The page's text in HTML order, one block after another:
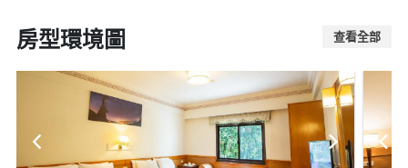
房型環境圖 查看全部